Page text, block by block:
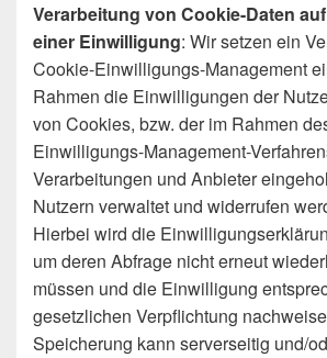
Verarbeitung von Cookie-Daten
einer Einwilligung: Wir setzen ein
Cookie-Einwilligungs-Management
Rahmen die Einwilligungen der
von Cookies, bzw. der im Rahmen
Einwilligungs-Management-
Verarbeitungen und Anbieter
Nutzern verwaltet und widerrufen
Hierbei wird die
um deren Abfrage nicht erneut
müssen und die Einwilligung
gesetzlichen Verpflichtung
Speicherung kann serverseitig und/